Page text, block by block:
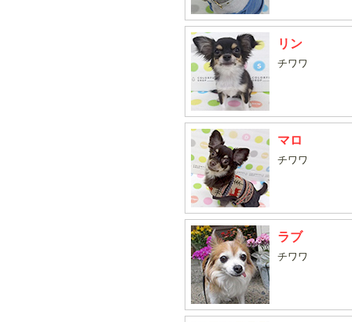
リン
チワワ
マロ
チワワ
ラブ
チワワ